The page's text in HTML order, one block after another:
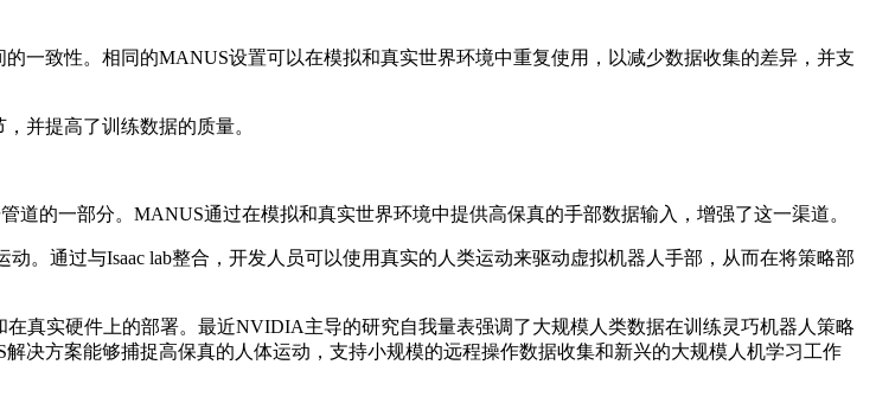
一致性。相同的MANUS设置可以在模拟和真实世界环境中重复使用，以减少数据收集的差异，并支
并提高了训练数据的质量。
道的一部分。MANUS通过在模拟和真实世界环境中提供高保真的手部数据输入，增强了这一渠道。
。通过与Isaac lab整合，开发人员可以使用真实的人类运动来驱动虚拟机器人手部，从而在将策略部
在真实硬件上的部署。最近NVIDIA主导的研究自我量表强调了大规模人类数据在训练灵巧机器人策略
决方案能够捕捉高保真的人体运动，支持小规模的远程操作数据收集和新兴的大规模人机学习工作